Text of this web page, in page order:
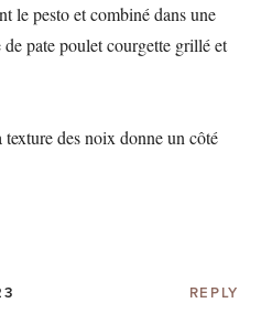
le pesto et combiné dans une
de pate poulet courgette grillé et
texture des noix donne un côté
REPLY